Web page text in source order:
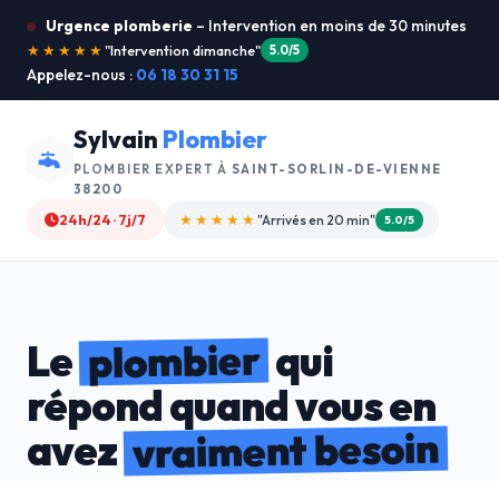
Urgence plomberie – Intervention en moins de 30 minutes
★★★★★"Je recommande !" 4.9/5
Appelez-nous : 06 18 30 31 15
Sylvain Plombier
PLOMBIER EXPERT À SAINT-SORLIN-DE-VIENNE
38200
24h/24 · 7j/7 ★★★★☆ "Devis gratuit" 4.8/5
Leplombierqui
répond quand vous en
avezvraiment besoin